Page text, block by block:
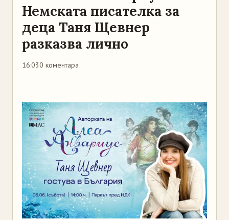
Немската писателка за
деца Таня Щевнер
разказва лично
16:030 коментара